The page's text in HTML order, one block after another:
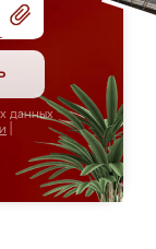
данных